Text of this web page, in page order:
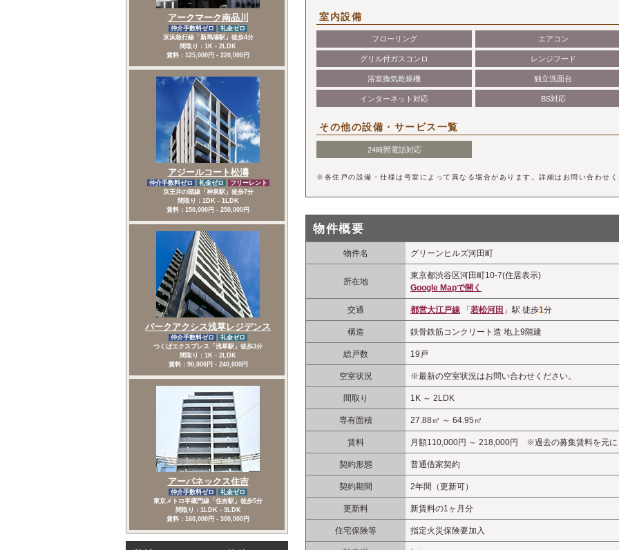
室内設備
フローリング エアコン
グリル付ガスコンロ レンジフード
浴室換気乾燥機 独立洗面台
インターネット対応 BS対応
その他の設備・サービス一覧
24時間電話対応
※各住戸の設備・仕様は号室によって異なる場合があります。詳細はお問い合わせ
物件概要
物件名 グリーンヒルズ河田町
所在地
東京都渋谷区河田町10-7(住居表示)
Google Mapで開く
交通 都営大江戸線 「 若松河田 」駅 徒歩1分
構造 鉄骨鉄筋コンクリート造 地上9階建
総戸数 19戸
空室状況 ※最新の空室状況はお問い合わせください。
間取り 1K ～ 2LDK
専有面積 27.88㎡ ～ 64.95㎡
賃料 月額110,000円 ～ 218,000円 ※過去の募集賃料を元に
契約形態 普通借家契約
契約期間 2年間（更新可）
更新料 新賃料の1ヶ月分
住宅保険等 指定火災保険要加入
アークマーク南品川
仲介手数料ゼロ
礼金ゼロ
京浜急行線「新馬場駅」徒歩4分
間取り：1K - 2LDK
賃料：125,000円 - 220,000円
アジールコート松濤
仲介手数料ゼロ 礼金ゼロ
フリーレント
京王井の頭線「神泉駅」徒歩7分
間取り：1DK - 1LDK
賃料：150,000円 - 250,000円
パークアクシス浅草レジデンス
仲介手数料ゼロ
礼金ゼロ
つくばエクスプレス「浅草駅」徒歩3分
間取り：1K - 2LDK
賃料：90,000円 - 240,000円
アーバネックス住吉
仲介手数料ゼロ
礼金ゼロ
東京メトロ半蔵門線「住吉駅」徒歩5分
間取り：1LDK - 3LDK
賃料：160,000円 - 300,000円